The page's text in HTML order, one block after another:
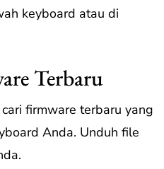
keyboard atau di
Terbaru
firmware terbaru yang
Anda. Unduh file